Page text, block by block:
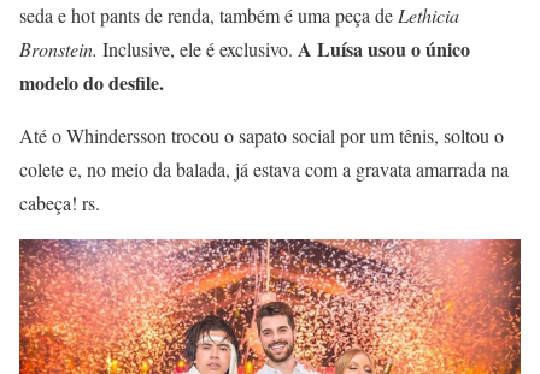
seda e hot pants de renda, também é uma peça de Lethicia
Bronstein. Inclusive, ele é exclusivo. A Luísa usou o único
modelo do desfile.
Até o Whindersson trocou o sapato social por um tênis, soltou o
colete e, no meio da balada, já estava com a gravata amarrada na
cabeça! rs.